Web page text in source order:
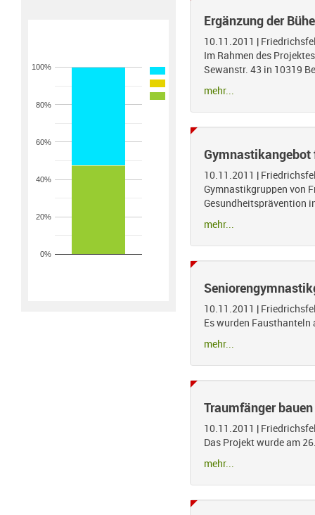
0%
20%
40%
60%
80%
100%
Ergänzung der
10.11.2011
Im Rahmen des
Sewanstr. 43 in 10319
mehr...
Gymnastikangebot
10.11.2011
Gymnastikgruppen von
Gesundheitsprävention
mehr...
10.11.2011
Es wurden Fausthanteln
mehr...
Traumfänger
10.11.2011
Das Projekt wurde am
mehr...